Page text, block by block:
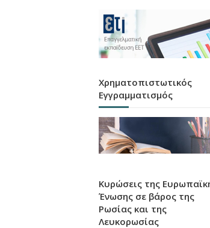
Χρηματοπιστωτικός
Εγγραμματισμός
Κυρώσεις της
Ένωσης σε βάρος της
Ρωσίας και της
Λευκορωσίας